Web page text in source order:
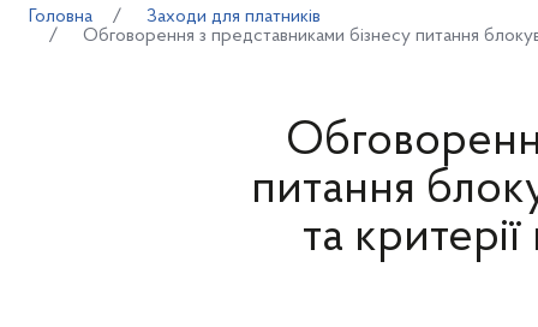
Головна
Заходи для платників
Обговорення з представниками бізнесу питання
питання
та